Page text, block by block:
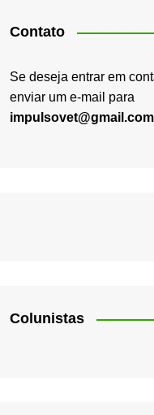
Contato
Se deseja entrar em
enviar um e-mail para
impulsovet@gmail.com
Colunistas